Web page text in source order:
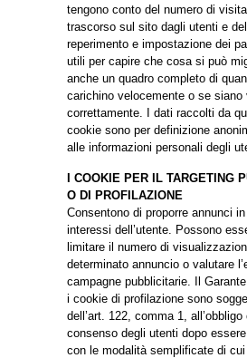
tengono conto del numero di
trascorso sul sito dagli utenti e
reperimento e impostazione dei
utili per capire che cosa si può
anche un quadro completo di
carichino velocemente o se siano
correttamente. I dati raccolti da
cookie sono per definizione
alle informazioni personali degli
I COOKIE PER IL TARGETING
O DI PROFILAZIONE
Consentono di proporre annunci
interessi dell’utente. Possono
limitare il numero di
determinato annuncio o valutare
campagne pubblicitarie. Il
i cookie di profilazione sono
dell’art. 122, comma 1,
consenso degli utenti dopo
con le modalità semplificate di cui